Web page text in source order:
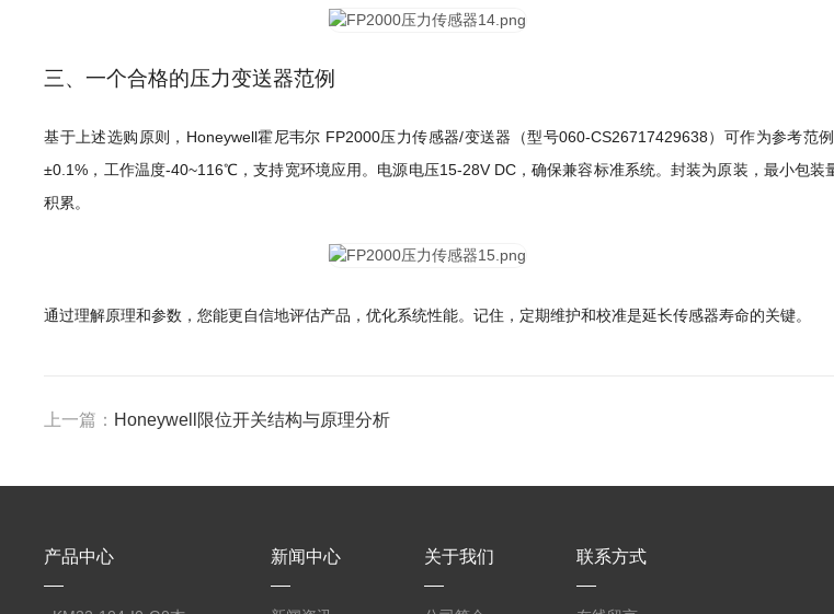
三、一个合格的压力变送器范例
基于上述选购原则，Honeywell霍尼韦尔 FP2000压力传感器/变送器（型号060-CS26717429638）可作为参考
±0.1%，工作温度-40~116℃，支持宽环境应用。电源电压15-28V DC，确保兼容标准系统。封装为原装，最小包
积累。
通过理解原理和参数，您能更自信地评估产品，优化系统性能。记住，定期维护和校准是延长传感器寿命的关键。
上一篇： Honeywell限位开关结构与原理分析
产品中心 新闻中心 关于我们 联系方式